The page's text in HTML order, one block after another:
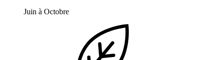
Juin à Octobre